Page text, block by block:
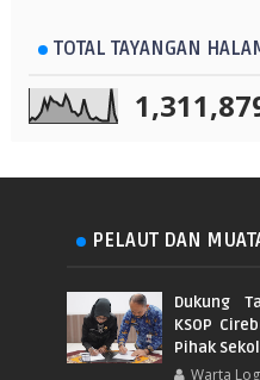
TOTAL TAYANGAN
PELAUT DAN
Dukung
KSOP
Pihak
Warta